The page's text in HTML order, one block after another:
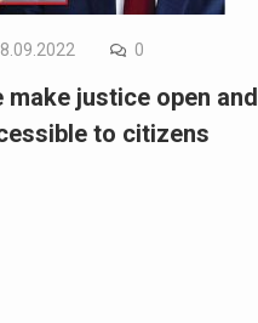
0
make justice open and
to citizens